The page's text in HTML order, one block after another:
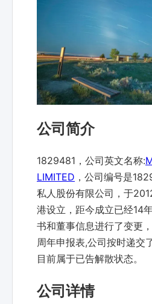
公司简介
1829481，公司英文名称:
LIMITED ，公司编号是
私人股份有限公司，于
港设立，距今成立已经14
书和董事信息进行了变更
周年申报表,公司按时递交
目前属于已告解散状态。
公司详情